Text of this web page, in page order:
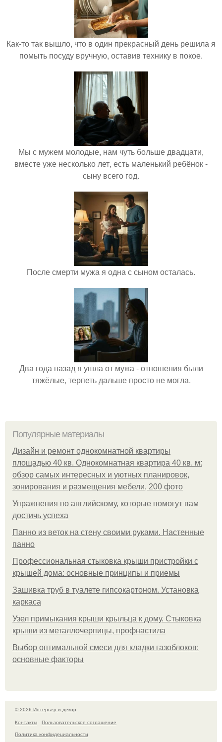
Как-то так вышло, что в один прекрасный день решила я
помыть посуду вручную, оставив технику в покое.
Мы с мужем молодые, нам чуть больше двадцати,
вместе уже несколько лет, есть маленький ребёнок -
сыну всего год.
После смерти мужа я одна с сыном осталась.
Два года назад я ушла от мужа - отношения были
тяжёлые, терпеть дальше просто не могла.
Популярные материалы
Дизайн и ремонт однокомнатной квартиры
площадью 40 кв. Однокомнатная квартира 40 кв. м:
обзор самых интересных и уютных планировок,
зонирования и размещения мебели, 200 фото
Упражнения по английскому, которые помогут вам
достичь успеха
Панно из веток на стену своими руками. Настенные
панно
Профессиональная стыковка крыши пристройки с
крышей дома: основные принципы и приемы
Зашивка труб в туалете гипсокартоном. Установка
каркаса
Узел примыкания крыши крыльца к дому. Стыковка
крыши из металлочерпицы, профнастила
Выбор оптимальной смеси для кладки газоблоков:
основные факторы
© 2026 Интерьер и декор
Контакты
Пользовательское соглашение
Политика конфидециальности